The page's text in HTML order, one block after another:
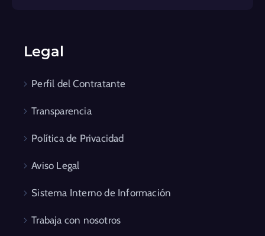
Legal
Perfil del Contratante
Transparencia
Política de Privacidad
Aviso Legal
Sistema Interno de Información
Trabaja con nosotros